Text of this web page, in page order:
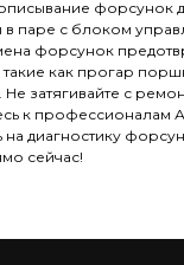
форсунок
паре с блоком
форсунок
как прогар
Не затягивайте с
к профессионалам
на диагностику
сейчас!